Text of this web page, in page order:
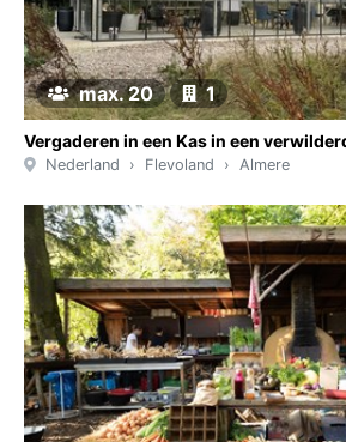
max. 20 1
Vergaderen in een Kas in een
Nederland Flevoland Almere